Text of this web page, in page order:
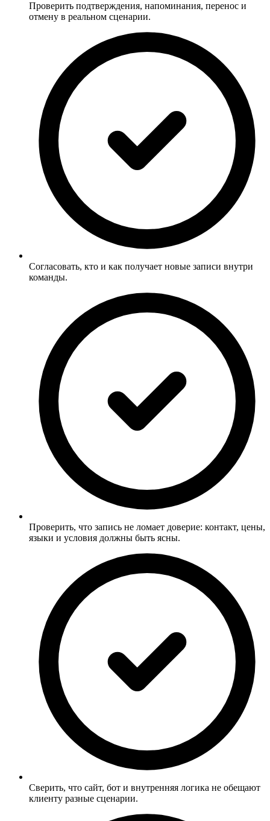
Проверить подтверждения, напоминания, перенос и
отмену в реальном сценарии.
Согласовать, кто и как получает новые записи внутри
команды.
Проверить, что запись не ломает доверие: контакт, цены,
языки и условия должны быть ясны.
Сверить, что сайт, бот и внутренняя логика не обещают
клиенту разные сценарии.